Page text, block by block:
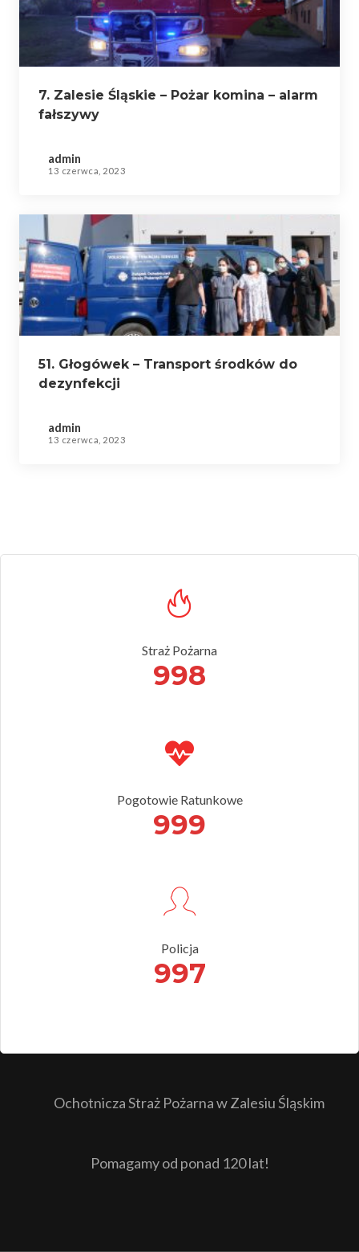
7. Zalesie Śląskie – Pożar komina – alarm
fałszywy
admin
13 czerwca, 2023
51. Głogówek – Transport środków do
dezynfekcji
admin
13 czerwca, 2023
Straż Pożarna
998
Pogotowie Ratunkowe
999
Policja
997
Ochotnicza Straż Pożarna w Zalesiu Śląskim
Pomagamy od ponad 120 lat!